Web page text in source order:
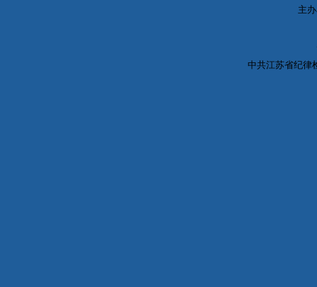
主
中共江苏省纪律